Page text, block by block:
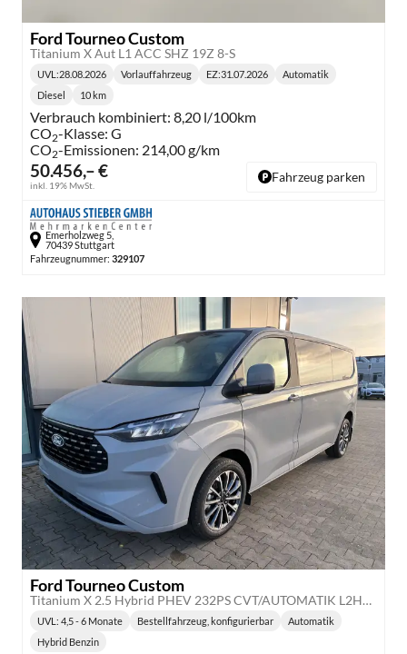
Ford Tourneo Custom
Titanium X Aut L1 ACC SHZ 19Z 8-S
50.456,– €
inkl. 19% MwSt.
Lieferzeit:
UVL :28.08.2026 Vorlauffahrzeug EZ:31.07.2026
Getriebe:
Automatik
Kraftstoff:
Diesel
Kilometerstand:
10 km
Verbrauch kombiniert: 8,20 l/100km
CO2-Klasse: G
CO2-Emissionen: 214,00 g/km
Fahrzeug parken
Emerholzweg 5,
70439 Stuttgart
Fahrzeugnummer: 329107
Ford Tourneo Custom
Titanium X 2.5 Hybrid PHEV 232PS CVT/AUTOMATIK L2H1 (LANG), 5J Garantie, 8 Plätze, 19" Alu, Elektr. Sitze + Kunstleder Sitzheizung, 3-Zonen-Klimautomatik, Alarm, 2 Schiebetüren, Adaptiver Tempomat, Toter-Winkel, Privacy-Glas, Parksensoren v/h, 360°-Ka
UVL : 4,5 - 6 Monate Bestellfahrzeug, konfigurierbar Automatik
Hybrid Benzin